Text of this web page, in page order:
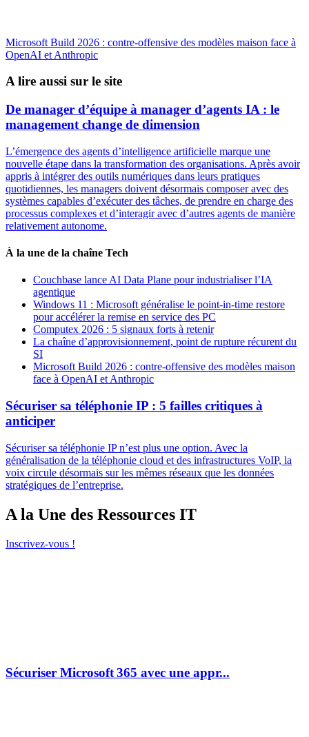
Microsoft Build 2026 : contre-offensive des modèles maison face à
OpenAI et Anthropic
A lire aussi sur le site
De manager d’équipe à manager d’agents IA : le
management change de dimension
L’émergence des agents d’intelligence artificielle marque une
nouvelle étape dans la transformation des organisations. Après avoir
appris à intégrer des outils numériques dans leurs pratiques
quotidiennes, les managers doivent désormais composer avec des
systèmes capables d’exécuter des tâches, de prendre en charge des
processus complexes et d’interagir avec d’autres agents de manière
relativement autonome.
À la une de la chaîne Tech
Couchbase lance AI Data Plane pour industrialiser l’IA
agentique
Windows 11 : Microsoft généralise le point-in-time restore
pour accélérer la remise en service des PC
Computex 2026 : 5 signaux forts à retenir
La chaîne d’approvisionnement, point de rupture récurent du
SI
Microsoft Build 2026 : contre-offensive des modèles maison
face à OpenAI et Anthropic
Sécuriser sa téléphonie IP : 5 failles critiques à
anticiper
Sécuriser sa téléphonie IP n’est plus une option. Avec la
généralisation de la téléphonie cloud et des infrastructures VoIP, la
voix circule désormais sur les mêmes réseaux que les données
stratégiques de l’entreprise.
A la Une des Ressources IT
Inscrivez-vous !
Sécuriser Microsoft 365 avec une appr...